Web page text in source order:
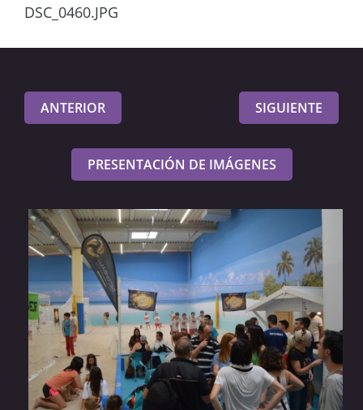
DSC_0460.JPG
ANTERIOR SIGUIENTE
PRESENTACIÓN DE IMÁGENES